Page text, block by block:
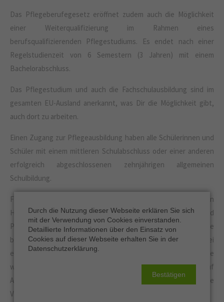
Das Pflegeberufegesetz eröffnet zudem auch die Möglichkeit
einer Weiterqualifizierung im Rahmen eines
berufsqualifizierenden Pflegestudiums. Es endet nach einer
Regelstudienzeit von 6 Semestern (3 Jahren) mit einem
Bachelorabschluss.
Das Pflegestudium und auch die Fachschulausbildung sind im
gesamten EU-Ausland anerkannt, was Dir die Möglichkeit gibt,
auch dort zu arbeiten.
Einen Zugang zur Pflegeausbildung haben alle Schülerinnen und
Schüler mit einem mittleren Schulabschluss oder einer anderen
erfolgreich abgeschlossenen zehnjährigen allgemeinen
Schulbildung.
Für Schülerinnen und Schüler mit einem 9-jährigen
Hauptschulabschluss bietet eine Pflegehelferinnen- und
Pflegehelferausbildung bzw. Pflegeassistenzausbildung, die
bestimmten Anforderungen genügen muss, einen Einstieg. Bei
einer Entscheidung nach erfolgreichem Abschluss für eine
weitergehende Ausbildung zur Pflegefachkraft erfolgt auf
Antrag der Auszubildenden bzw. des Auszubildenden eine
Verkürzung der Ausbildungszeit um ein Drittel.
Durch die Nutzung dieser Webseite erklären Sie sich
mit der Verwendung von Cookies einverstanden.
Detaillierte Informationen über den Einsatz von
Cookies auf dieser Webseite erhalten Sie in der
Datenschutzerklärung.
Bestätigen